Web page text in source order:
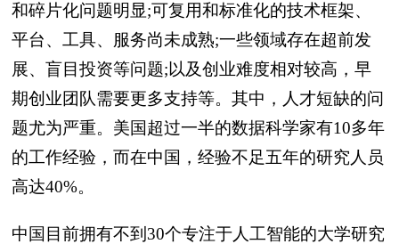
和碎片化问题明显;可复用和标准化的技术框架、
平台、工具、服务尚未成熟;一些领域存在超前发
展、盲目投资等问题;以及创业难度相对较高，早
期创业团队需要更多支持等。其中，人才短缺的问
题尤为严重。美国超过一半的数据科学家有10多年
的工作经验，而在中国，经验不足五年的研究人员
高达40%。
中国目前拥有不到30个专注于人工智能的大学研究